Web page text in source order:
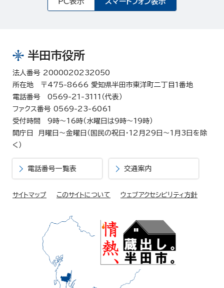
半田市役所
法人番号 2000020232050
所在地 〒475-8666 愛知県半田市東洋町二丁目1番地
電話番号 0569-21-3111（代表）
ファクス番号 0569-23-6061
受付時間 9時～16時（水曜日は9時～19時）
開庁日 月曜日～金曜日（国民の祝日・12月29日～1月3日を除
く）
電話番号一覧表 交通案内
サイトマップ このサイトについて ウェブアクセシビリティ方針